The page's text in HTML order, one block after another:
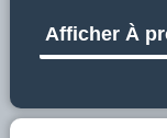
Afficher À